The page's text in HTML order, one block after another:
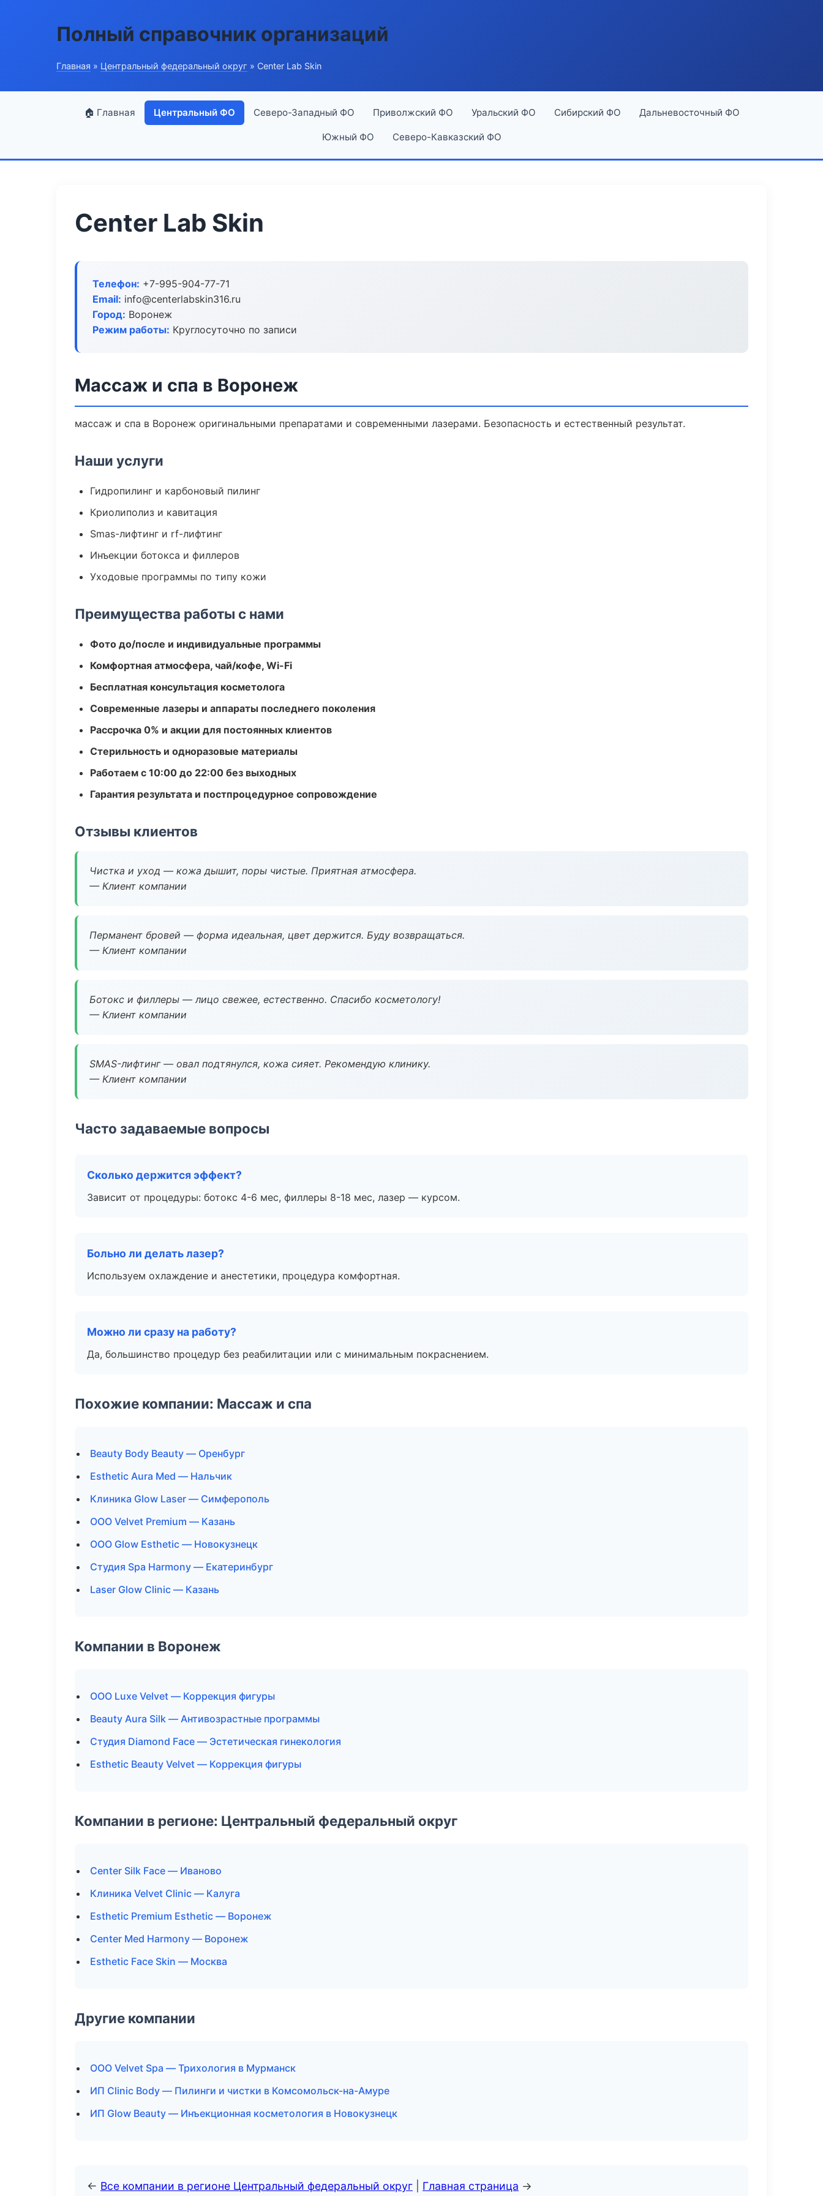
Полный справочник организаций
Главная » Центральный федеральный округ » Center Lab Skin
🏠 Главная Центральный ФО Северо-Западный ФО Приволжский ФО Уральский ФО Сибирский ФО Дальневосточный ФО
Южный ФО Северо-Кавказский ФО
Center Lab Skin
Телефон: +7-995-904-77-71
Email: info@centerlabskin316.ru
Город: Воронеж
Режим работы: Круглосуточно по записи
Массаж и спа в Воронеж
массаж и спа в Воронеж оригинальными препаратами и современными лазерами. Безопасность и естественный результат.
Наши услуги
Гидропилинг и карбоновый пилинг
Криолиполиз и кавитация
Smas-лифтинг и rf-лифтинг
Инъекции ботокса и филлеров
Уходовые программы по типу кожи
Преимущества работы с нами
Фото до/после и индивидуальные программы
Комфортная атмосфера, чай/кофе, Wi-Fi
Бесплатная консультация косметолога
Современные лазеры и аппараты последнего поколения
Рассрочка 0% и акции для постоянных клиентов
Стерильность и одноразовые материалы
Работаем с 10:00 до 22:00 без выходных
Гарантия результата и постпроцедурное сопровождение
Отзывы клиентов
Чистка и уход — кожа дышит, поры чистые. Приятная атмосфера.
— Клиент компании
Перманент бровей — форма идеальная, цвет держится. Буду возвращаться.
— Клиент компании
Ботокс и филлеры — лицо свежее, естественно. Спасибо косметологу!
— Клиент компании
SMAS-лифтинг — овал подтянулся, кожа сияет. Рекомендую клинику.
— Клиент компании
Часто задаваемые вопросы
Сколько держится эффект?
Зависит от процедуры: ботокс 4-6 мес, филлеры 8-18 мес, лазер — курсом.
Больно ли делать лазер?
Используем охлаждение и анестетики, процедура комфортная.
Можно ли сразу на работу?
Да, большинство процедур без реабилитации или с минимальным покраснением.
Похожие компании: Массаж и спа
Beauty Body Beauty — Оренбург
Esthetic Aura Med — Нальчик
Клиника Glow Laser — Симферополь
ООО Velvet Premium — Казань
ООО Glow Esthetic — Новокузнецк
Студия Spa Harmony — Екатеринбург
Laser Glow Clinic — Казань
Компании в Воронеж
ООО Luxe Velvet — Коррекция фигуры
Beauty Aura Silk — Антивозрастные программы
Студия Diamond Face — Эстетическая гинекология
Esthetic Beauty Velvet — Коррекция фигуры
Компании в регионе: Центральный федеральный округ
Center Silk Face — Иваново
Клиника Velvet Clinic — Калуга
Esthetic Premium Esthetic — Воронеж
Center Med Harmony — Воронеж
Esthetic Face Skin — Москва
Другие компании
ООО Velvet Spa — Трихология в Мурманск
ИП Clinic Body — Пилинги и чистки в Комсомольск-на-Амуре
ИП Glow Beauty — Инъекционная косметология в Новокузнецк
← Все компании в регионе Центральный федеральный округ Главная страница →